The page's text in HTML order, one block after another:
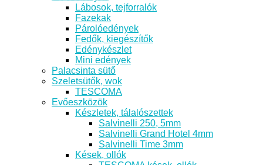
Lábosok, tejforralók
Fazekak
Párolóedények
Fedők, kiegészítők
Edénykészlet
Mini edények
Palacsinta sütő
Szeletsütők, wok
TESCOMA
Evőeszközök
Készletek, tálalószettek
Salvinelli 250, 5mm
Salvinelli Grand Hotel 4mm
Salvinelli Time 3mm
Kések, ollók